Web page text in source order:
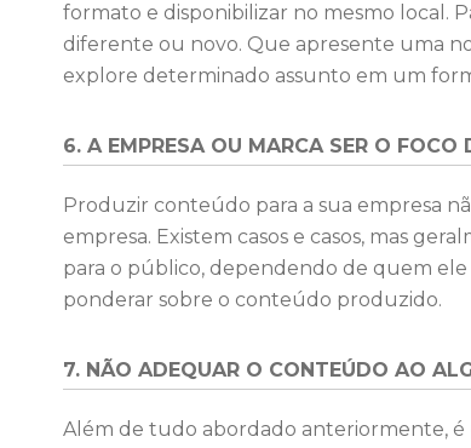
formato e disponibilizar no mesmo local.
diferente ou novo. Que apresente uma
explore determinado assunto em um
6. A EMPRESA OU MARCA SER O
Produzir conteúdo para a sua empresa
empresa. Existem casos e casos, mas
para o público, dependendo de quem ele
ponderar sobre o conteúdo produzido.
7. NÃO ADEQUAR O CONTEÚDO AO
Além de tudo abordado anteriormente,